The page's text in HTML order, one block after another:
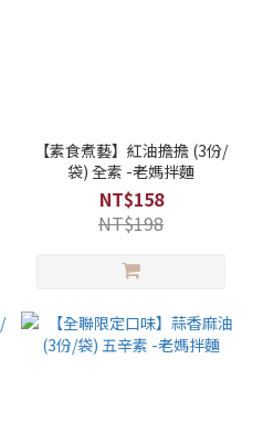
【素食煮藝】紅油擔擔 (3份/
袋) 全素 -老媽拌麵
NT$158
NT$198